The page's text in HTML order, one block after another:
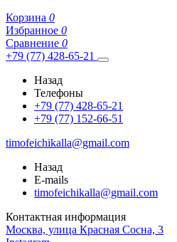
Корзина 0
Избранное 0
Сравнение 0
+79 (77) 428-65-21
Назад
Телефоны
+79 (77) 428-65-21
+79 (77) 152-66-51
timofeichikalla@gmail.com
Назад
E-mails
timofeichikalla@gmail.com
Контактная информация
Москва, улица Красная Сосна, 3